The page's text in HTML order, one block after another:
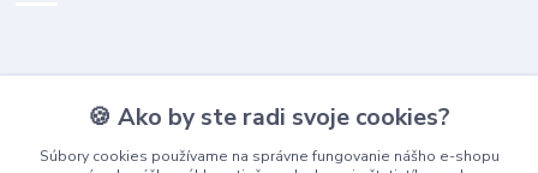
Ľubomír
🍪 Ako by ste radi svoje cookies?
Súbory cookies používame na správne fungovanie nášho e-shopu